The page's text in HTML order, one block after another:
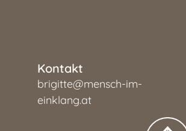
Kontakt
brigitte@mensch-im-
einklang.at